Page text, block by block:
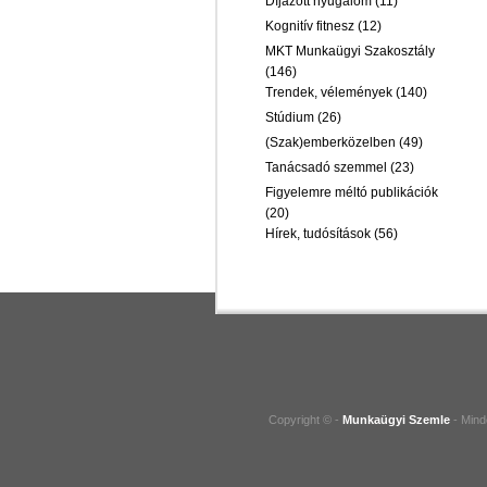
Kognitív fitnesz (12)
MKT Munkaügyi Szakosztály
(146)
Trendek, vélemények (140)
Stúdium (26)
(Szak)emberközelben (49)
Tanácsadó szemmel (23)
Figyelemre méltó publikációk
(20)
Hírek, tudósítások (56)
Copyright © - Munkaügyi Szemle -